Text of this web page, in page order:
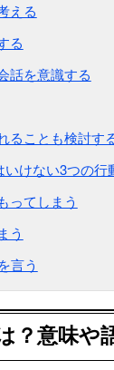
える
る
話を意識する
ることも検討す
けない3つの行
ってしまう
う
言う
？意味や